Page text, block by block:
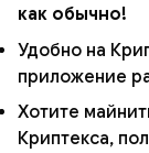
как обычно!
Удобно на
приложение
Хотите
Криптекса,